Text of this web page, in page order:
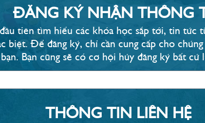
ĐĂNG KÝ NHẬN THÔNG
tiên tìm hiểu các khóa học sắp tới, tin tức
biệt. Để đăng ký, chỉ cần cung cấp cho
bạn. Bạn cũng sẽ có cơ hội hủy đăng ký bất cứ
THÔNG TIN LIÊN HỆ